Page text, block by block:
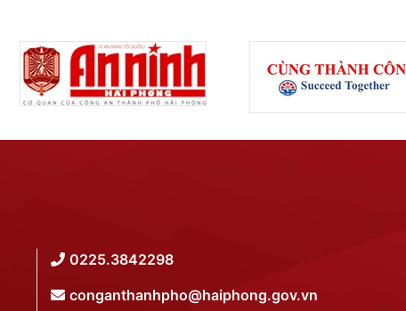
0225.3842298
conganthanhpho@haiphong.gov.vn